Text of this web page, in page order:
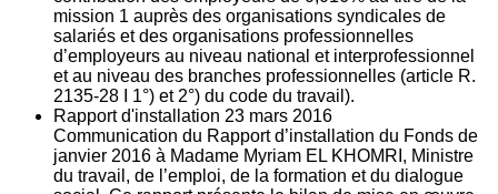
mission 1 auprès des organisations syndicales de
salariés et des organisations professionnelles
d’employeurs au niveau national et interprofessionnel
et au niveau des branches professionnelles (article R.
2135‐28 I 1°) et 2°) du code du travail).
Rapport d'installation 23 mars 2016
Communication du Rapport d’installation du Fonds de
janvier 2016 à Madame Myriam EL KHOMRI, Ministre
du travail, de l’emploi, de la formation et du dialogue